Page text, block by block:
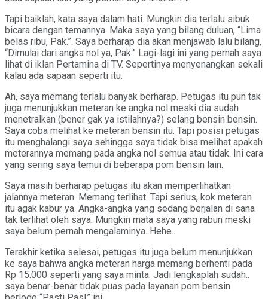
Tapi baiklah, kata saya dalam hati. Mungkin dia terlalu sibuk
bicara dengan temannya. Maka saya yang bilang duluan, “Lima
belas ribu, Pak.”. Saya berharap dia akan menjawab lalu bilang,
“Dimulai dari angka nol ya, Pak.” Lagi-lagi ini yang pernah saya
lihat di iklan Pertamina di TV. Sepertinya menyenangkan sekali
kalau ada sapaan seperti itu.
Ah, saya memang terlalu banyak berharap. Petugas itu pun tak
juga menunjukkan meteran ke angka nol meski dia sudah
menetralkan (bener gak ya istilahnya?) selang bensin bensin.
Saya coba melihat ke meteran bensin itu. Tapi posisi petugas
itu menghalangi saya sehingga saya tidak bisa melihat apakah
meterannya memang pada angka nol semua atau tidak. Ini cara
yang sering saya temui di beberapa pom bensin lain.
Saya masih berharap petugas itu akan memperlihatkan
jalannya meteran. Memang terlihat. Tapi serius, kok meteran
itu agak kabur ya. Angka-angka yang sedang berjalan di sana
tak terlihat oleh saya. Mungkin mata saya yang rabun meski
saya belum pernah mengalaminya. Hehe..
Terakhir ketika selesai, petugas itu juga belum menunjukkan
ke saya bahwa angka meteran harga memang berhenti pada
Rp 15.000 seperti yang saya minta. Jadi lengkaplah sudah..
saya benar-benar tidak puas pada layanan pom bensin